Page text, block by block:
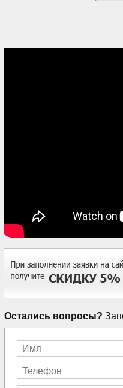
Остались вопросы?